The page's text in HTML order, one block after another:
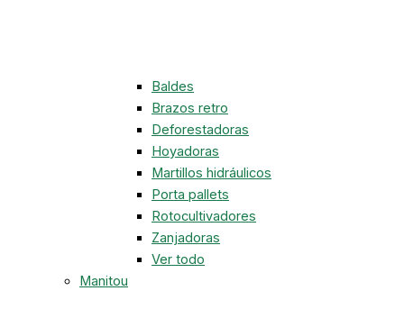
Baldes
Brazos retro
Deforestadoras
Hoyadoras
Martillos hidráulicos
Porta pallets
Rotocultivadores
Zanjadoras
Ver todo
Manitou